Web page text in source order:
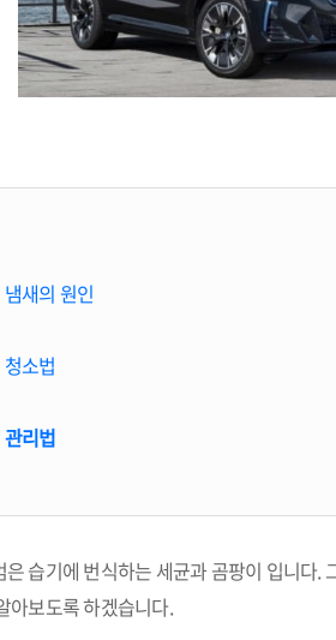
새의 원인
소법
리법
습기에 번식하는 세균과 곰팡이 입니다.
아보도록 하겠습니다.